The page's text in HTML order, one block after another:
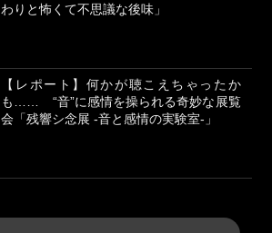
わりと怖くて不思議な後味」
【レポート】何かが聴こえちゃったか
も…… “音”に感情を操られる奇妙な展覧
会「残響シ念展 -⾳と感情の実験室-」